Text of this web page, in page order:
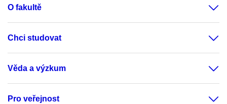
O fakultě
Chci studovat
Věda a výzkum
Pro veřejnost